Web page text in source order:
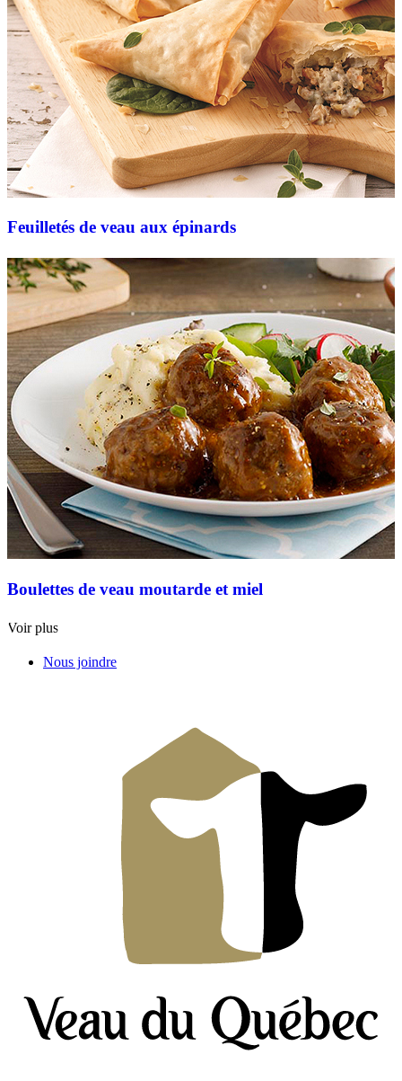
Feuilletés de veau aux épinards
Boulettes de veau moutarde et miel
Voir plus
Nous joindre